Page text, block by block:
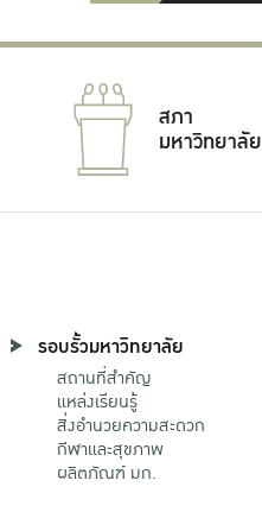
สภา
มหาวิทยาลัย
รอบรั้วมหาวิทยาลัย
สถานที่สำคัญ
แหล่งเรียนรู้
สิ่งอำนวยความสะดวก
กีฬาและสุขภาพ
ผลิตภัณฑ์ มก.